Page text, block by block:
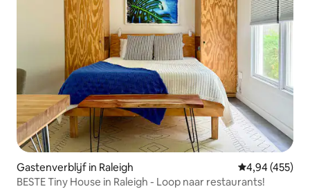
Gastenverblijf in Raleigh Gemiddelde
4,94 (455)
BESTE Tiny House in Raleigh - Loop naar restaurants!